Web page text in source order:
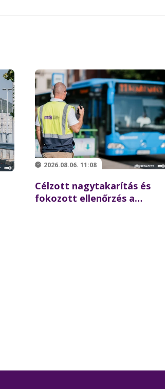
2026.08.06. 11:08
Célzott nagytakarítás és
fokozott ellenőrzés a